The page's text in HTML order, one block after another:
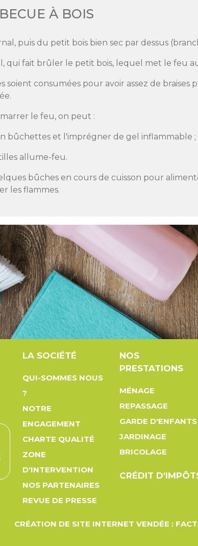
À BOIS
puis du petit bois bien sec par dessus
qui fait brûler le petit bois, lequel met le feu
consumées pour avoir assez de braises
le feu, on peut :
bûchettes et l'imprégner de gel inflammable ;
allume-feu.
bûches en cours de cuisson pour
les flammes.
LA SOCIÉTÉ
QUI-SOMMES NOUS
?
NOTRE
ENGAGEMENT
CHARTE QUALITÉ
ZONE
D'INTERVENTION
NOS PARTENAIRES
REVUE DE PRESSE
NOS
PRESTATIONS
MÉNAGE
REPASSAGE
GARDE D'ENFANTS
JARDINAGE
BRICOLAGE
CRÉDIT
CRÉATION DE SITE INTERNET VENDÉE :